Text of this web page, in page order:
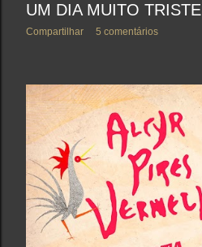
UM DIA MUITO TRISTE
Compartilhar 5 comentários